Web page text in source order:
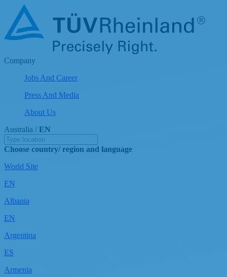
Company
Jobs And Career
Press And Media
About Us
Australia / EN
Choose country/ region and language
World Site
EN
Albania
EN
Argentina
ES
Armenia